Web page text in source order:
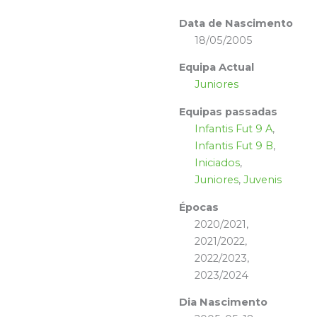
Data de Nascimento
18/05/2005
Equipa Actual
Juniores
Equipas passadas
Infantis Fut 9 A,
Infantis Fut 9 B,
Iniciados,
Juniores,Juvenis
Épocas
2020/2021,
2021/2022,
2022/2023,
2023/2024
Dia Nascimento